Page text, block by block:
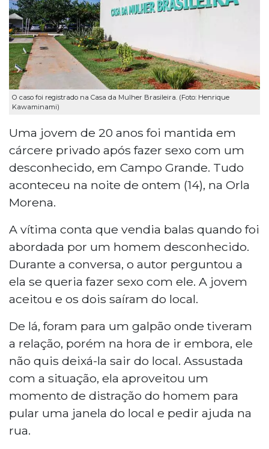
O caso foi registrado na Casa da Mulher Brasileira. (Foto: Henrique
Kawaminami)
Uma jovem de 20 anos foi mantida em
cárcere privado após fazer sexo com um
desconhecido, em Campo Grande. Tudo
aconteceu na noite de ontem (14), na Orla
Morena.
A vítima conta que vendia balas quando foi
abordada por um homem desconhecido.
Durante a conversa, o autor perguntou a
ela se queria fazer sexo com ele. A jovem
aceitou e os dois saíram do local.
De lá, foram para um galpão onde tiveram
a relação, porém na hora de ir embora, ele
não quis deixá-la sair do local. Assustada
com a situação, ela aproveitou um
momento de distração do homem para
pular uma janela do local e pedir ajuda na
rua.